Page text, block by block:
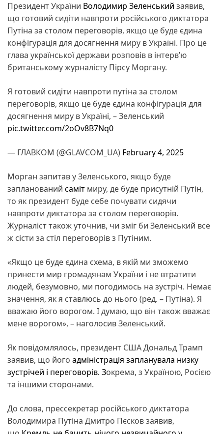
Президент України Володимир Зеленський заявив,
що готовий сидіти навпроти російського диктатора
Путіна за столом переговорів, якщо це буде єдина
конфігурація для досягнення миру в Україні. Про це
глава української держави розповів в інтерв’ю
британському журналісту Пірсу Моргану.
Я готовий сидіти навпроти путіна за столом
переговорів, якщо це буде єдина конфігурація для
досягнення миру в Україні, – Зеленський
pic.twitter.com/2oOv8B7Nq0
— ГЛАВКОМ (@GLAVCOM_UA) February 4, 2025
Морган запитав у Зеленського, якщо буде
запланований саміт миру, де буде присутній Путін,
то як президент буде себе почувати сидячи
навпроти диктатора за столом переговорів.
Журналіст також уточнив, чи зміг би Зеленський все
ж сісти за стіл переговорів з Путіним.
«Якщо це буде єдина схема, в якій ми зможемо
принести мир громадянам України і не втратити
людей, безумовно, ми погодимось на зустріч. Немає
значення, як я ставлюсь до нього (ред. – Путіна). Я
вважаю його ворогом. І думаю, що він також вважає
мене ворогом», – наголосив Зеленський.
Як повідомлялось, президент США Дональд Трамп
заявив, що його адміністрація запланувала низку
зустрічей і переговорів. Зокрема, з Україною, Росією
та іншими сторонами.
До слова, прессекретар російського диктатора
Володимира Путіна Дмитро Пєсков заявив,